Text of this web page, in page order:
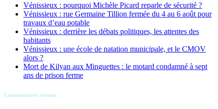
Vénissieux : pourquoi Michèle Picard reparle de sécurité ?
Vénissieux : rue Germaine Tillion fermée du 4 au 6 août pour
travaux d’eau potable
Vénissieux : derrière les débats politiques, les attentes des
habitants
Vénissieux : une école de natation municipale, et le CMOV
alors ?
Mort de Kilyan aux Minguettes : le motard condamné à sept
ans de prison ferme
Commentaires récents